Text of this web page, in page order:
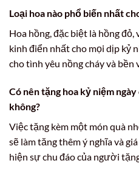
Loại hoa nào phổ biến nhất
Hoa hồng, đặc biệt là hồng
kinh điển nhất cho mọi dịp kỷ
cho tình yêu nồng cháy và bền
Có nên tặng hoa kỷ niệm
không?
Việc tặng kèm một món quà
sẽ làm tăng thêm ý nghĩa và
hiện sự chu đáo của người